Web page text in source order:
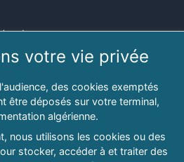
alger.com
votre vie privée
des cookies exemptés
être déposés sur votre terminal,
algérienne.
nous utilisons les cookies ou des
stocker, accéder à et traiter des